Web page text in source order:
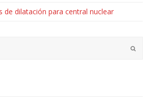
de dilatación para central nuclear